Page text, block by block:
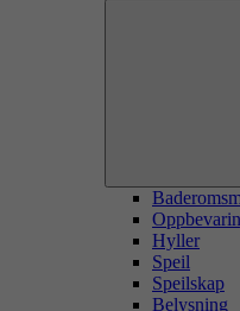
Hyller
Speil
Speilskap
Belysning